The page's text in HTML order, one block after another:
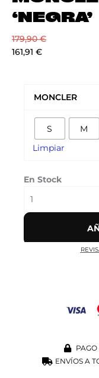
‘NEGRA’
179,90€
161,91 €
MONCLER
S M
Limpiar
En Stock
‘NEGRA’
cantidad
PAGO
ENVÍOS A